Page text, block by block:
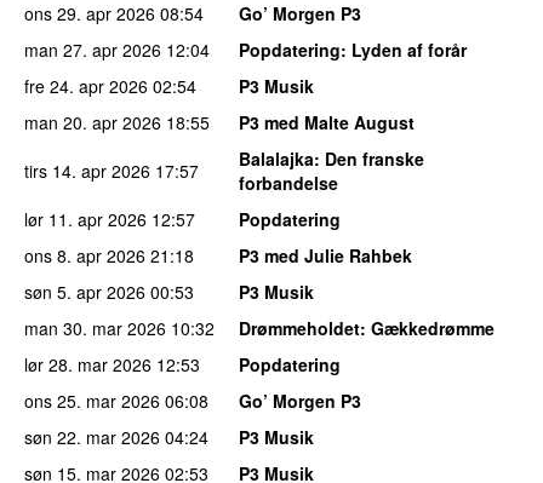
ons 29. apr 2026 08:54
Go’ Morgen P3
man 27. apr 2026 12:04 Popdatering: Lyden af forår
fre 24. apr 2026 02:54
P3 Musik
man 20. apr 2026 18:55
P3 med Malte August
tirs 14. apr 2026 17:57 Balalajka: Den franske
forbandelse
lør 11. apr 2026 12:57
Popdatering
ons 8. apr 2026 21:18
P3 med Julie Rahbek
søn 5. apr 2026 00:53
P3 Musik
man 30. mar 2026 10:32 Drømmeholdet: Gækkedrømme
lør 28. mar 2026 12:53
Popdatering
ons 25. mar 2026 06:08
Go’ Morgen P3
søn 22. mar 2026 04:24
P3 Musik
søn 15. mar 2026 02:53
P3 Musik